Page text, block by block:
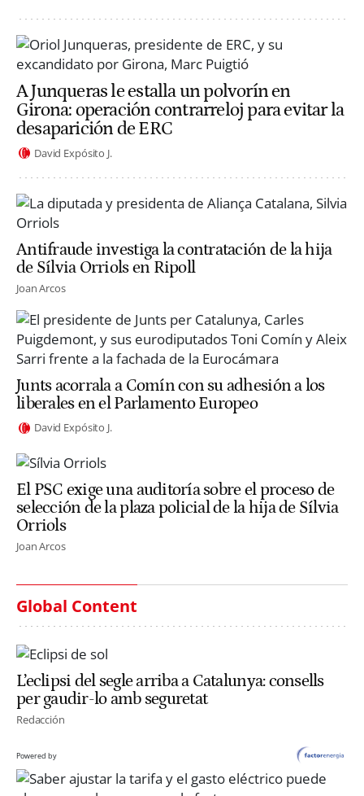
A Junqueras le estalla un polvorín en
Girona: operación contrarreloj para evitar la
desaparición de ERC
David Expósito J.
Antifraude investiga la contratación de la hija
de Sílvia Orriols en Ripoll
Joan Arcos
Junts acorrala a Comín con su adhesión a los
liberales en el Parlamento Europeo
David Expósito J.
El PSC exige una auditoría sobre el proceso de
selección de la plaza policial de la hija de Sílvia
Orriols
Joan Arcos
Global Content
L’eclipsi del segle arriba a Catalunya: consells
per gaudir-lo amb seguretat
Redacción
Powered by